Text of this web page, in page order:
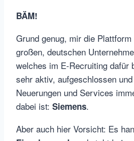
BÄM!
Grund genug, mir die
großen, deutschen
welches im E-Recruiting dafür
sehr aktiv, aufgeschlossen
Neuerungen und Services
dabei ist: Siemens.
Aber auch hier Vorsicht: Es